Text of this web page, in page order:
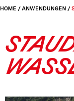
HOME / ANWENDUNGEN /